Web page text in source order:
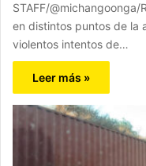
STAFF/
en distintos puntos de la
violentos intentos de…
Leer más »